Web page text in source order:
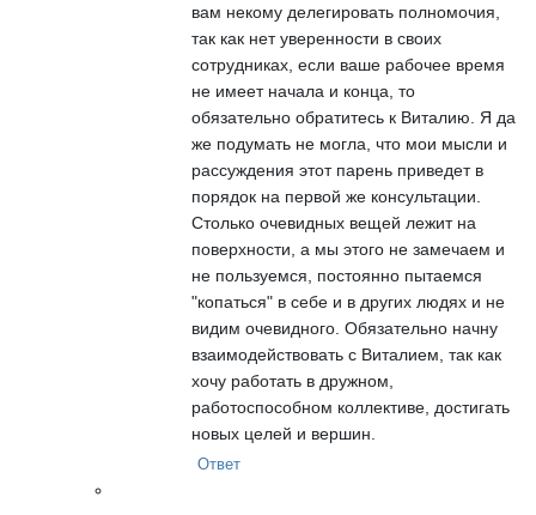
вам некому делегировать полномочия,
так как нет уверенности в своих
сотрудниках, если ваше рабочее время
не имеет начала и конца, то
обязательно обратитесь к Виталию. Я да
же подумать не могла, что мои мысли и
рассуждения этот парень приведет в
порядок на первой же консультации.
Столько очевидных вещей лежит на
поверхности, а мы этого не замечаем и
не пользуемся, постоянно пытаемся
"копаться" в себе и в других людях и не
видим очевидного. Обязательно начну
взаимодействовать с Виталием, так как
хочу работать в дружном,
работоспособном коллективе, достигать
новых целей и вершин.
Ответ